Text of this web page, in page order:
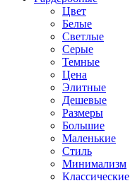
Цвет
Белые
Светлые
Серые
Темные
Цена
Элитные
Дешевые
Размеры
Большие
Маленькие
Стиль
Минимализм
Классические